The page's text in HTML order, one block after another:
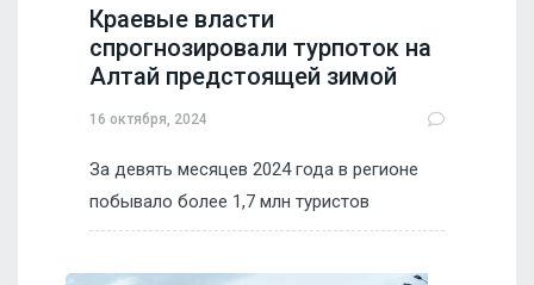
Краевые власти
спрогнозировали турпоток на
Алтай предстоящей зимой
16 октября, 2024
За девять месяцев 2024 года в регионе
побывало более 1,7 млн туристов